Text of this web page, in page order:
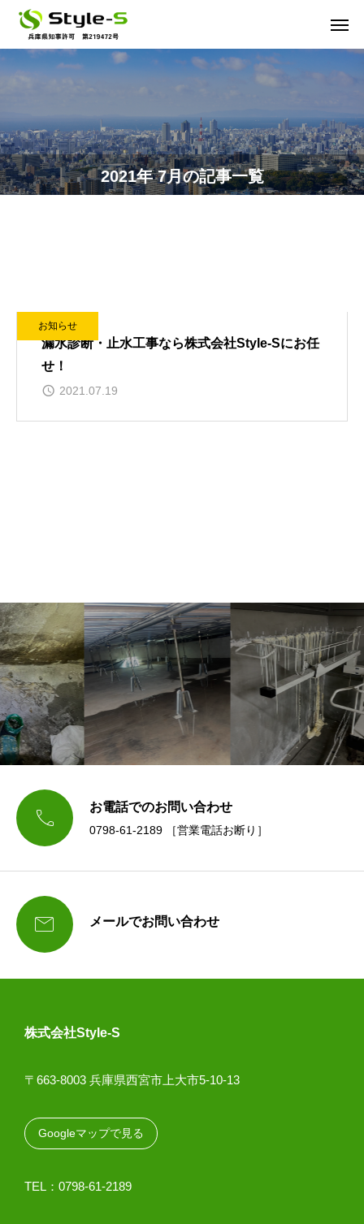
2021年 7月の記事一覧
お知らせ
漏水診断・止水工事なら株式会社Style-Sにお任
せ！
2021.07.19
 お電話でのお問い合わせ
0798-61-2189 ［営業電話お断り］
 メールでお問い合わせ
株式会社Style-S
〒663-8003 兵庫県西宮市上大市5-10-13
Googleマップで見る
TEL：0798-61-2189